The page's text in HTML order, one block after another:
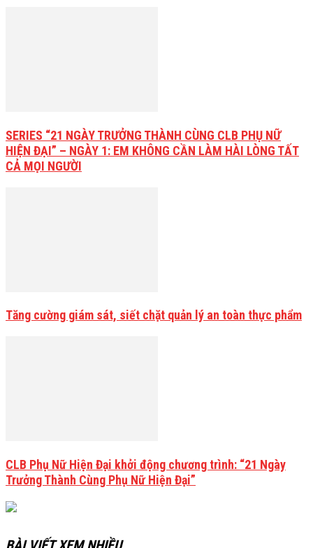
SERIES “21 NGÀY TRƯỞNG THÀNH CÙNG CLB PHỤ NỮ
HIỆN ĐẠI” – NGÀY 1: EM KHÔNG CẦN LÀM HÀI LÒNG TẤT
CẢ MỌI NGƯỜI
Tăng cường giám sát, siết chặt quản lý an toàn thực phẩm
CLB Phụ Nữ Hiện Đại khởi động chương trình: “21 Ngày
Trưởng Thành Cùng Phụ Nữ Hiện Đại”